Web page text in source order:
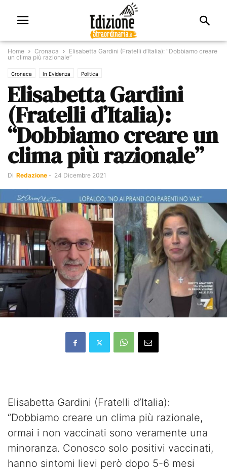
Home Cronaca
Elisabetta Gardini (Fratelli d’Italia): “Dobbiamo creare
un clima più razionale”
Cronaca In Evidenza Politica
Elisabetta Gardini
(Fratelli d’Italia):
“Dobbiamo creare un
clima più razionale”
Di Redazione - 24 Dicembre 2021
Elisabetta Gardini (Fratelli d’Italia):
“Dobbiamo creare un clima più razionale,
ormai i non vaccinati sono veramente una
minoranza. Conosco solo positivi vaccinati,
hanno sintomi lievi però dopo 5-6 mesi